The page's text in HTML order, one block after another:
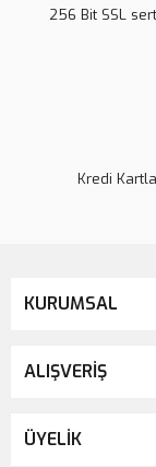
256 Bit SSL
Kredi
KURUMSAL
ALIŞVERİŞ
ÜYELİK